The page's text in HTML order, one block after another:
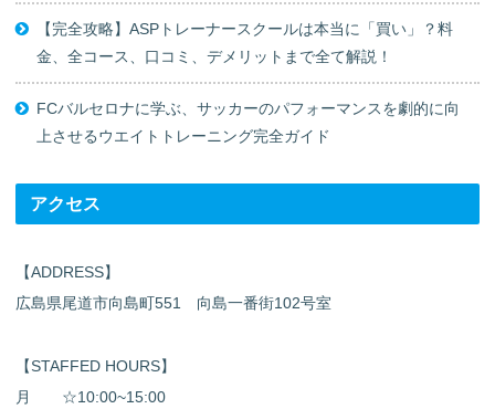
【完全攻略】ASPトレーナースクールは本当に「買い」？料
金、全コース、口コミ、デメリットまで全て解説！
FCバルセロナに学ぶ、サッカーのパフォーマンスを劇的に向
上させるウエイトトレーニング完全ガイド
アクセス
【ADDRESS】
広島県尾道市向島町551 向島一番街102号室
【STAFFED HOURS】
月 ☆10:00~15:00